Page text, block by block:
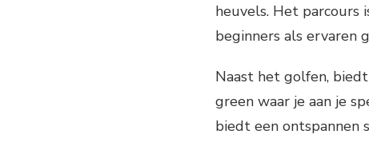
heuvels. Het parcours
beginners als ervaren
Naast het golfen,
green waar je aan je
biedt een ontspannen